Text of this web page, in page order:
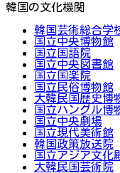
韓国の文化機関
韓国芸術総合学
国立中央博物館
国立国語院
国立中央図書館
国立国楽院
国立民俗博物館
大韓民国歴史博
国立ハングル博
国立中央劇場
国立現代美術館
韓国政策放送院
国立アジア文化
大韓民国芸術院